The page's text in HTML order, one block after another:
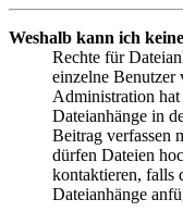
Weshalb kann ich
Rechte für
einzelne Benutzer
Administration
Dateianhänge in
Beitrag verfassen
dürfen Dateien
kontaktieren, falls
Dateianhänge